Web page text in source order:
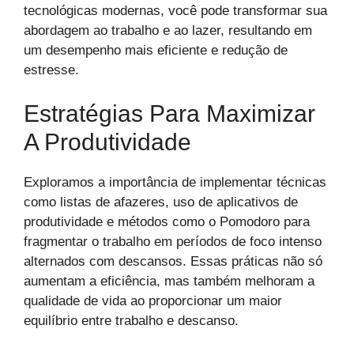
tecnológicas modernas, você pode transformar sua
abordagem ao trabalho e ao lazer, resultando em
um desempenho mais eficiente e redução de
estresse.
Estratégias Para Maximizar
A Produtividade
Exploramos a importância de implementar técnicas
como listas de afazeres, uso de aplicativos de
produtividade e métodos como o Pomodoro para
fragmentar o trabalho em períodos de foco intenso
alternados com descansos. Essas práticas não só
aumentam a eficiência, mas também melhoram a
qualidade de vida ao proporcionar um maior
equilíbrio entre trabalho e descanso.